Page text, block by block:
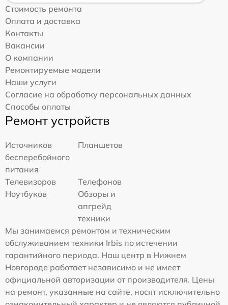
Стоимость ремонта
Оплата и доставка
Контакты
Вакансии
О компании
Ремонтируемые модели
Наши услуги
Согласие на обработку персональных данных
Способы оплаты
Ремонт устройств
Источников
бесперебойного
питания
Планшетов
Телевизоров
Телефонов
Ноутбуков
Обзоры и
апгрейд
техники
Мы занимаемся ремонтом и техническим
обслуживанием техники Irbis по истечении
гарантийного периода. Наш центр в Нижнем
Новгороде работает независимо и не имеет
официальной авторизации от производителя. Цены
на ремонт, указанные на сайте, носят исключительно